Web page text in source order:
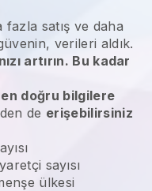
satış ve daha
verileri aldık.
artırın. Bu kadar
doğru bilgilere
de erişebilirsiniz
sayısı
ülkesi